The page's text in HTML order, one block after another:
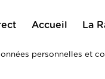
Accueil La
personnelles et